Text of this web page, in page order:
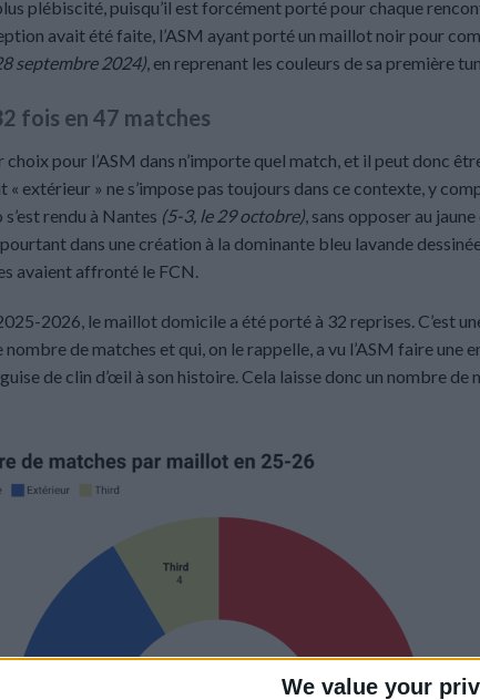
We value your
plébiscité, puisqu’il est forcément porté pour chaque
avait été faite, l’ASM ayant porté un maillot noir pour
septembre 2024), en reprenant les couleurs de sa première
fois en 47 matches
pour l’ASM dans n’importe quel match, et il peut donc
extérieur » ne s’impose pas toujours dans ce contexte, y
rendu à Nantes (5-3, le 29 octobre) , sans opposer au
dans une création à la dominante bleu lavande
avaient affronté le FCN.
2026, le maillot domicile a été porté à 32 reprises. C’est
de matches et qui, on le rappelle, a vu l’ASM faire une
de clin d’œil à son histoire. Cela laisse donc un nombre de